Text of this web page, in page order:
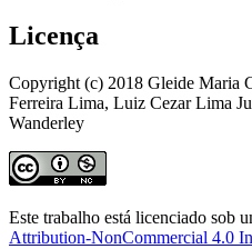
Licença
Copyright (c) 2018 Gleide Maria
Ferreira Lima, Luiz Cezar Lima
Wanderley
Este trabalho está licenciado sob
Attribution-NonCommercial 4.0